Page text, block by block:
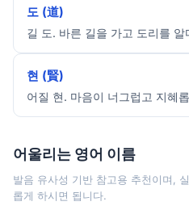
도 (道)
길 도. 바른 길을 가고 도리를 알
현 (賢)
어질 현. 마음이 너그럽고 지혜
어울리는 영어 이름
발음 유사성 기반 참고용 추천이며,
롭게 하시면 됩니다.